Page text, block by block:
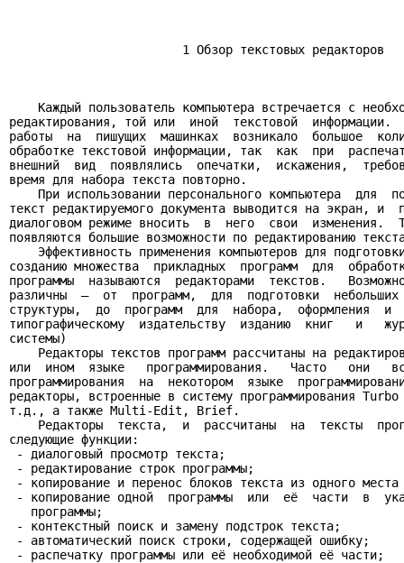
                        1 Обзор текстовых редакторов
Каждый пользователь компьютера встречается с
редактирования, той или  иной  текстовой  информации.
работы  на  пишущих  машинках  возникало  большое
обработке текстовой информации, так  как  при
внешний  вид  появлялись  опечатки,  искажения,
время для набора текста повторно.
При использовании персонального компьютера  для
текст редактируемого документа выводится на экран, и
диалоговом режиме вносить  в  него  свои  изменения.
появляются большие возможности по редактированию
Эффективность применения компьютеров для
созданию множества  прикладных  программ  для
программы  называются  редакторами  текстов.
различны  –  от  программ,  для  подготовки  небольших
структуры,  до  программ  для  набора,  оформления  и
типографическому  издательству  изданию  книг   и
системы)
Редакторы текстов программ рассчитаны на
или  ином  языке   программирования.   Часто   они
программирования  на  некотором  языке
редакторы, встроенные в систему программирования
т.д., а также Multi-Edit, Brief.
Редакторы  текста,  и  рассчитаны  на  тексты
следующие функции:
- диалоговый просмотр текста;
- редактирование строк программы;
- копирование и перенос блоков текста из одного
- копирование одной  программы  или  её  части  в
   программы;
- контекстный поиск и замену подстрок текста;
- автоматический поиск строки, содержащей ошибку;
- распечатку программы или её необходимой её части;